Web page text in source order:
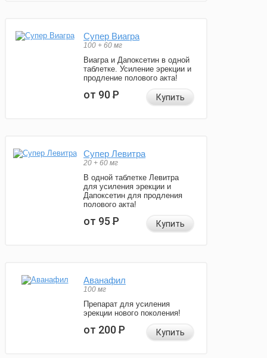
Супер Виагра
100 + 60 мг
Виагра и Дапоксетин в одной
таблетке. Усиление эрекции и
продление полового акта!
от 90Р Купить
Супер Левитра
20 + 60 мг
В одной таблетке Левитра
для усиления эрекции и
Дапоксетин для продления
полового акта!
от 95Р Купить
Аванафил
100 мг
Препарат для усиления
эрекции нового поколения!
от 200Р Купить